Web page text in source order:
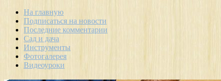
На главную
Подписаться на новости
Последние комментарии
Сад и дача
Инструменты
Фотогалерея
Видеоуроки